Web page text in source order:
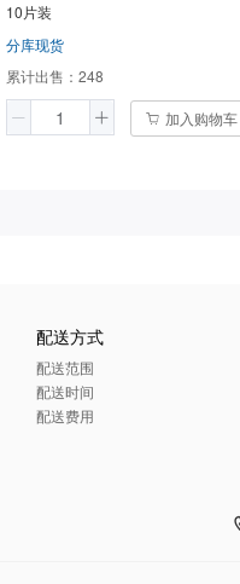
10片装
分库现货
累计出售： 248
加入购物车
配送方式
配送范围
配送时间
配送费用